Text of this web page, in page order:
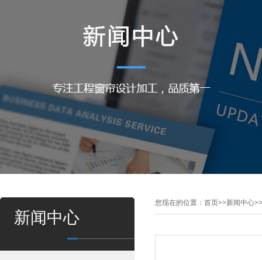
新闻中心
您现在的位置： 首页>>新闻中心>>